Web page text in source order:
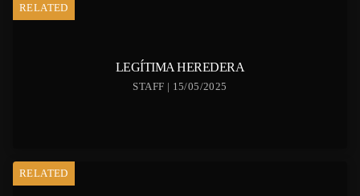
RELATED
LEGÍTIMA HEREDERA
STAFF | 15/05/2025
RELATED